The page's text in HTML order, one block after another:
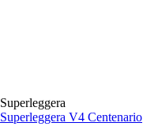
Superleggera
Superleggera V4 Centenario